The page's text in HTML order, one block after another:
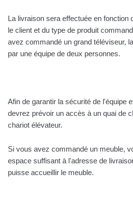
La livraison sera effectuée en fonction
le client et du type de produit
avez commandé un grand téléviseur,
par une équipe de deux personnes.
Afin de garantir la sécurité de l'équipe
devrez prévoir un accès à un quai de
chariot élévateur.
Si vous avez commandé un meuble,
espace suffisant à l'adresse de
puisse accueillir le meuble.